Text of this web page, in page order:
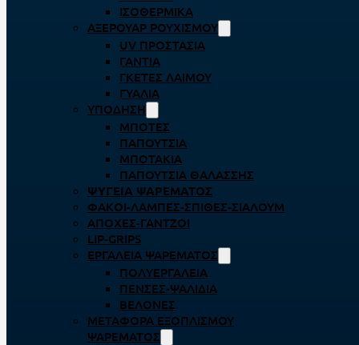
ΙΣΟΘΕΡΜΙΚΆ
ΑΞΕΡΟΥΆΡ ΡΟΥΧΙΣΜΟΎ
UV ΠΡΟΣΤΑΣΊΑ
ΓΆΝΤΙΑ
ΓΚΈΤΕΣ ΛΑΊΜΟΥ
ΓΥΑΛΙΆ
ΥΠΌΔΗΣΗ
ΜΠΌΤΕΣ
ΠΑΠΟΎΤΣΙΑ
ΜΠΟΤΆΚΙΑ
ΠΑΠΟΎΤΣΙΑ ΘΑΛΆΣΣΗΣ
ΨΥΓΕΊΑ ΨΑΡΈΜΑΤΟΣ
ΦΑΚΟΊ-ΛΆΜΠΕΣ-ΣΠΊΘΕΣ-ΣΊΑΛΟΥΜ
ΑΠΌΧΕΣ-ΓΆΝΤΖΟΙ
LIP-GRIPS
EΡΓΑΛΕΊΑ ΨΑΡΈΜΑΤΟΣ
ΠΟΛΥΕΡΓΑΛΕΊΑ
ΠΈΝΣΕΣ-ΨΑΛΊΔΙΑ
ΒΕΛΌΝΕΣ
ΜΕΤΑΦΟΡΆ ΕΞΟΠΛΙΣΜΟΎ
ΨΑΡΈΜΑΤΟΣ